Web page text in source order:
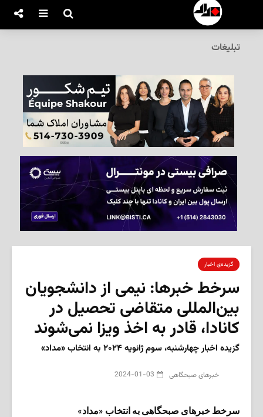
تبلیغات
گزیده‌ی‌ اخبار
سرخط خبرها: نیمی از دانشجویان
بین‌المللی متقاضی تحصیل در
کانادا، قادر به اخذ ویزا نمی‌شوند
گزیده اخبار چهارشنبه، سوم ژانویه ۲۰۲۴ به انتخاب «مداد»
‌خبرهای صبحگاهی 2024-01-03
سرخط خبرهای صبحگاهی به انتخاب «مداد»